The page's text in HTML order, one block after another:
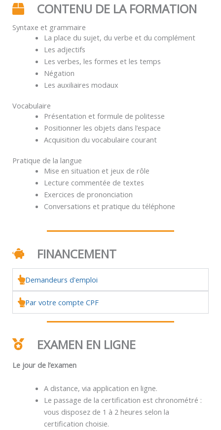
CONTENU DE LA FORMATION
Syntaxe et grammaire
La place du sujet, du verbe et du complément
Les adjectifs
Les verbes, les formes et les temps
Négation
Les auxiliaires modaux
Vocabulaire
Présentation et formule de politesse
Positionner les objets dans l’espace
Acquisition du vocabulaire courant
Pratique de la langue
Mise en situation et jeux de rôle
Lecture commentée de textes
Exercices de prononciation
Conversations et pratique du téléphone
FINANCEMENT
Demandeurs d'emploi
Par votre compte CPF
EXAMEN EN LIGNE
Le jour de l’examen
A distance, via application en ligne.
Le passage de la certification est chronométré :
vous disposez de 1 à 2 heures selon la
certification choisie.